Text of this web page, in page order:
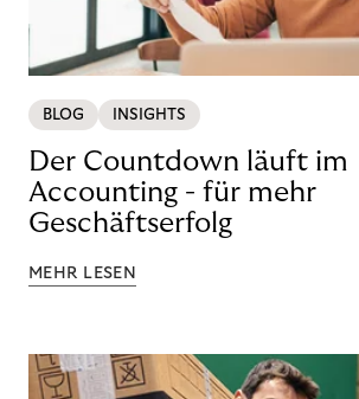
BLOG INSIGHTS
Der Countdown läuft im
Accounting - für mehr
Geschäftserfolg
MEHR LESEN